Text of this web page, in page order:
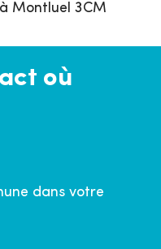
Montluel 3CM
où
dans votre